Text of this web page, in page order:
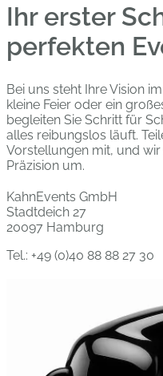
Ihr erster
perfekten
Bei uns steht Ihre Vision
kleine Feier oder ein
begleiten Sie Schritt für
alles reibungslos läuft.
Vorstellungen mit, und
Präzision um.
KahnEvents GmbH
Stadtdeich 27
20097 Hamburg
Tel.: +49 (0)40 88 88 27 30